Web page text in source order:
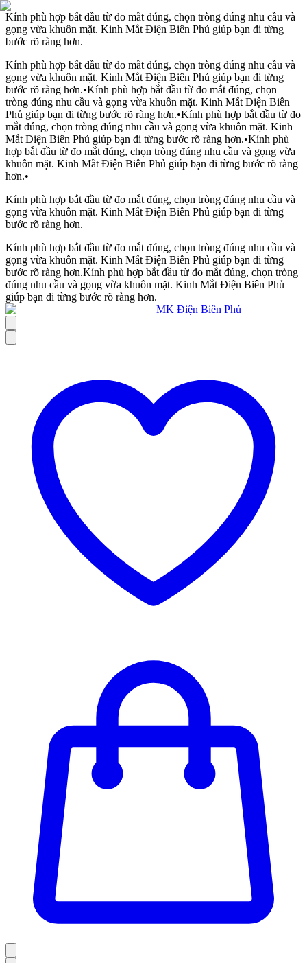
Kính phù hợp bắt đầu từ đo mắt đúng, chọn tròng đúng nhu cầu và
gọng vừa khuôn mặt. Kinh Mắt Điện Biên Phủ giúp bạn đi từng
bước rõ ràng hơn.
Kính phù hợp bắt đầu từ đo mắt đúng, chọn tròng đúng nhu cầu và
gọng vừa khuôn mặt. Kinh Mắt Điện Biên Phủ giúp bạn đi từng
bước rõ ràng hơn.•Kính phù hợp bắt đầu từ đo mắt đúng, chọn
tròng đúng nhu cầu và gọng vừa khuôn mặt. Kinh Mắt Điện Biên
Phủ giúp bạn đi từng bước rõ ràng hơn.•Kính phù hợp bắt đầu từ đo
mắt đúng, chọn tròng đúng nhu cầu và gọng vừa khuôn mặt. Kinh
Mắt Điện Biên Phủ giúp bạn đi từng bước rõ ràng hơn.•Kính phù
hợp bắt đầu từ đo mắt đúng, chọn tròng đúng nhu cầu và gọng vừa
khuôn mặt. Kinh Mắt Điện Biên Phủ giúp bạn đi từng bước rõ ràng
hơn.•
Kính phù hợp bắt đầu từ đo mắt đúng, chọn tròng đúng nhu cầu và
gọng vừa khuôn mặt. Kinh Mắt Điện Biên Phủ giúp bạn đi từng
bước rõ ràng hơn.
Kính phù hợp bắt đầu từ đo mắt đúng, chọn tròng đúng nhu cầu và
gọng vừa khuôn mặt. Kinh Mắt Điện Biên Phủ giúp bạn đi từng
bước rõ ràng hơn.Kính phù hợp bắt đầu từ đo mắt đúng, chọn tròng
đúng nhu cầu và gọng vừa khuôn mặt. Kinh Mắt Điện Biên Phủ
giúp bạn đi từng bước rõ ràng hơn.
MK Điện Biên Phủ